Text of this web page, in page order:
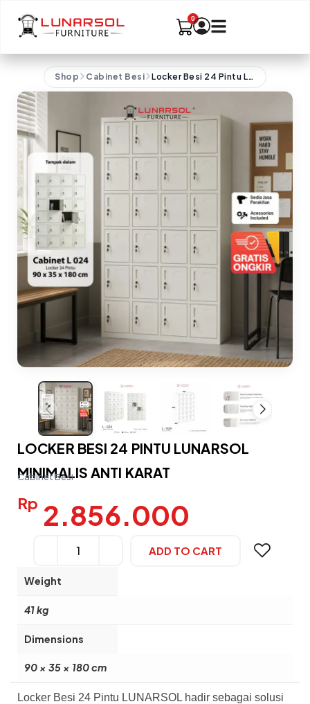
Shop Cabinet Besi Locker Besi 24 Pintu LUNARSOL Minimalis Anti Karat
LOCKER BESI 24 PINTU LUNARSOL
MINIMALIS ANTI KARAT
Cabinet Besi
Rp 2.856.000
ADD TO CART
Alternative:
Weight
41 kg
Dimensions
90 × 35 × 180 cm
Locker Besi 24 Pintu LUNARSOL hadir sebagai solusi